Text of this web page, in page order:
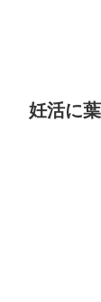
妊活に